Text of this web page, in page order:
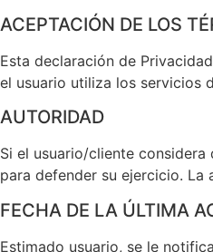
ACEPTACIÓN DE LOS
Esta declaración de
el usuario utiliza los servicios
AUTORIDAD
Si el usuario/cliente
para defender su ejercicio. La
FECHA DE LA ÚLTIMA
Estimado usuario, se le